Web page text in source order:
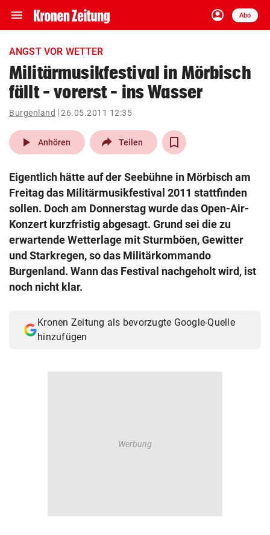
menu Navigation
ein-/ausklappen
account_circle
Anmelden
Abo
close Schließen
account_circle Anmelden
arrow_right
pin_drop
Wien arrow_right
search
Suchbegriff
eingeben
© Krone Multimedia GmbH & Co KG 2026
ANGST VOR WETTER
Militärmusikfestival in Mörbisch
fällt – vorerst – ins Wasser
Burgenland 26.05.2011 12:35
play_arrow Anhören Teilen
Eigentlich hätte auf der Seebühne in Mörbisch am
Freitag das Militärmusikfestival 2011 stattfinden
sollen. Doch am Donnerstag wurde das Open-Air-
Konzert kurzfristig abgesagt. Grund sei die zu
erwartende Wetterlage mit Sturmböen, Gewitter
und Starkregen, so das Militärkommando
Burgenland. Wann das Festival nachgeholt wird, ist
noch nicht klar.
Kronen Zeitung als bevorzugte Google-Quelle
hinzufügen